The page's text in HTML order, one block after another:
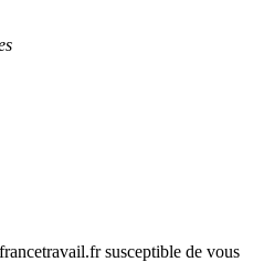
susceptible de vous